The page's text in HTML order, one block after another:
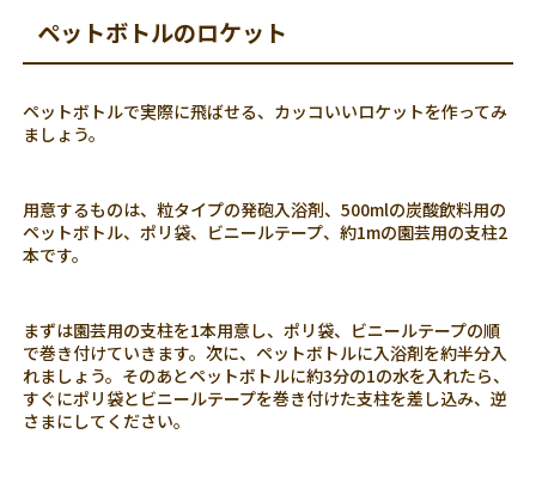
ペットボトルのロケット
ペットボトルで実際に飛ばせる、カッコいいロケットを作ってみ
ましょう。
用意するものは、粒タイプの発砲入浴剤、500mlの炭酸飲料用の
ペットボトル、ポリ袋、ビニールテープ、約1mの園芸用の支柱2
本です。
まずは園芸用の支柱を1本用意し、ポリ袋、ビニールテープの順
で巻き付けていきます。次に、ペットボトルに入浴剤を約半分入
れましょう。そのあとペットボトルに約3分の1の水を入れたら、
すぐにポリ袋とビニールテープを巻き付けた支柱を差し込み、逆
さまにしてください。